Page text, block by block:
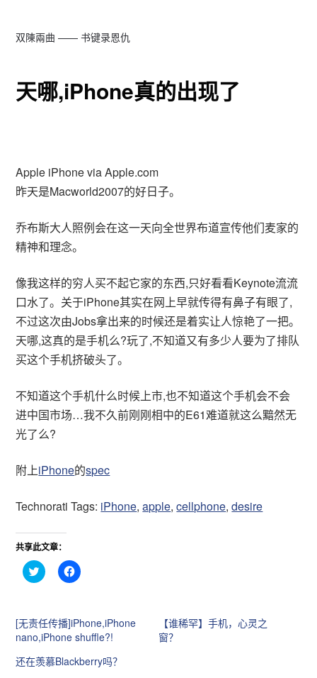
双陳兩曲 —— 书键录恩仇
天哪,iPhone真的出现了
Apple iPhone via Apple.com
昨天是Macworld2007的好日子。
乔布斯大人照例会在这一天向全世界布道宣传他们麦家的
精神和理念。
像我这样的穷人买不起它家的东西,只好看看Keynote流流
口水了。关于iPhone其实在网上早就传得有鼻子有眼了,
不过这次由Jobs拿出来的时候还是着实让人惊艳了一把。
天哪,这真的是手机么?玩了,不知道又有多少人要为了排队
买这个手机挤破头了。
不知道这个手机什么时候上市,也不知道这个手机会不会
进中国市场…我不久前刚刚相中的E61难道就这么黯然无
光了么?
附上iPhone的spec
Technorati Tags: iPhone,apple,cellphone,desire
共享此文章：
点
击
T
w
i
t
e
r
点
击
a
c
e
o
[无责任传播]iPhone,iPhone
nano,iPhone shuffle?!
【谁稀罕】手机，心灵之
窗？
还在羡慕Blackberry吗？